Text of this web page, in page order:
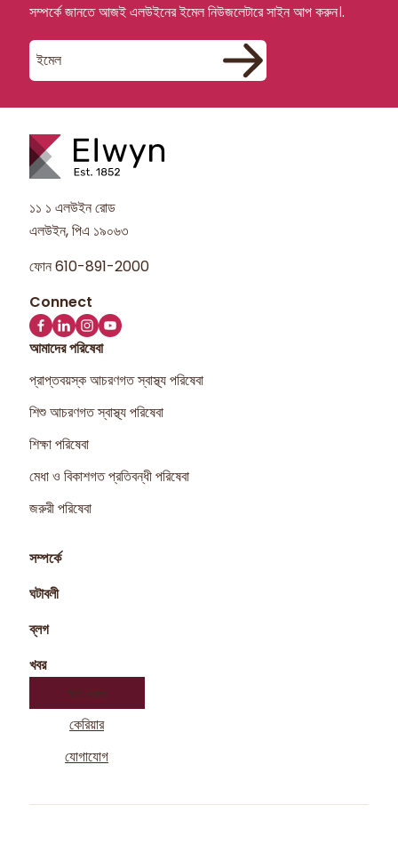
সম্পর্কে জানতে আজই এলউইনের ইমেল নিউজলেটারে সাইন আপ করুন।.
১১ ১ এলউইন রোড
এলউইন, পিএ ১৯০৬৩
ফোন610-891-2000
আমাদের পরিষেবা
প্রাপ্তবয়স্ক আচরণগত স্বাস্থ্য পরিষেবা
শিশু আচরণগত স্বাস্থ্য পরিষেবা
শিক্ষা পরিষেবা
মেধা ও বিকাশগত প্রতিবন্ধী পরিষেবা
জরুরী পরিষেবা
সম্পর্কে
ঘটাবলী
ব্লগ
খবর
দান করুন
কেরিয়ার
যোগাযোগ